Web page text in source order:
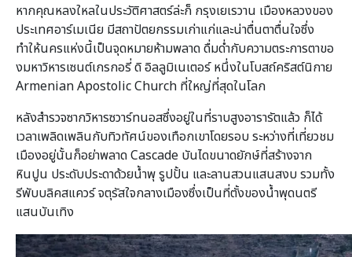
หากคุณหลงใหลในประวัติศาสตร์ล่ะก็ กรุงเยเรวาน เมืองหลวงของ
ประเทศอาร์เมเนีย มีสถาปัตยกรรมเก่าแก่และน่าตื่นตาตื่นใจซึ่ง
ทำให้นครแห่งนี้เป็นจุดหมายห้ามพลาด ดื่มด่ำกับความตระการตาขอ
งมหาวิหารเซนต์เกรกอรี่ ดิ อิลลูมิเนเตอร์ หนึ่งในโบสถ์คริสต์นิกาย
Armenian Apostolic Church ที่ใหญ่ที่สุดในโลก
หลังสำรวจซากวิหารซวาร์ทนอสซึ่งอยู่ในที่ราบสูงอารารัตแล้ว ก็ได้
เวลาเพลิดเพลินกับทิวทัศน์ของเทือกเขาโดยรอบ ระหว่างที่เที่ยวชม
เมืองอยู่นั้นก็อย่าพลาด Cascade บันไดขนาดยักษ์ที่สร้างจาก
หินปูน ประดับประดาด้วยน้ำพุ รูปปั้น และลานสวนแสนสงบ รวมทั้ง
รีพับบลิคสแควร์ จตุรัสใจกลางเมืองซึ่งเป็นที่ตั้งของน้ำพุดนตรี
แสนบันเทิง